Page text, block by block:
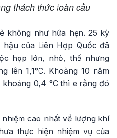
thách thức toàn cầu
không như hứa hẹn. 25 kỳ
của Liên Hợp Quốc đã
họp lớn, nhỏ, thế nhưng
lên 1,1°C. Khoảng 10 năm
0,4 °C thì e rằng đó
cao nhất về lượng khí
thực hiện nhiệm vụ của